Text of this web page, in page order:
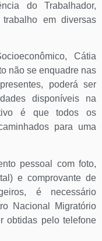
do Trabalhador,
em diversas
Cátia
não se enquadre nas
poderá ser
disponíveis na
é que todos os
para uma
pessoal com foto,
e comprovante de
é necessário
Nacional Migratório
obtidas pelo telefone